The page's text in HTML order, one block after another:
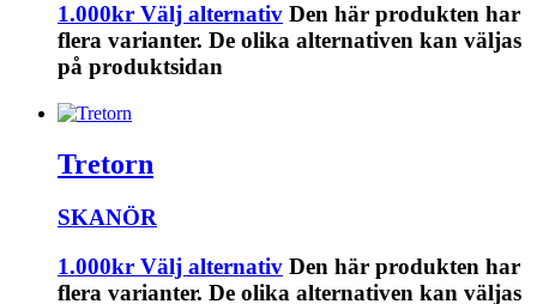
1.000kr Välj alternativ Den här produkten har
flera varianter. De olika alternativen kan väljas
på produktsidan
Tretorn
SKANÖR
1.000kr Välj alternativ Den här produkten har
flera varianter. De olika alternativen kan väljas